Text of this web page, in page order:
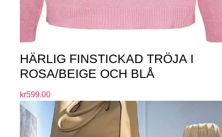
HÄRLIG FINSTICKAD TRÖJA I
ROSA/BEIGE OCH BLÅ
kr599.00